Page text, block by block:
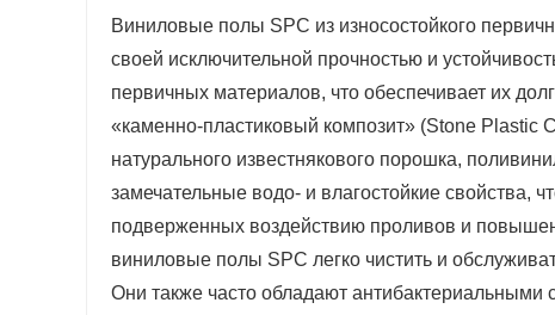
Виниловые полы SPC из износостойкого
своей исключительной прочностью и
первичных материалов, что обеспечивает их
«каменно-пластиковый композит» (Stone Plastic
натурального известнякового порошка,
замечательные водо- и влагостойкие свойства,
подверженных воздействию проливов и
виниловые полы SPC легко чистить и
Они также часто обладают антибактериальными